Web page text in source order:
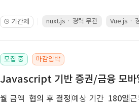
🕒 기간제 nuxt.js · 경력 무관 Vue.js ·
모집 중 마감임박
Javascript 기반 증권/금융 모바
월 금액 협의 후 결정 예상 기간 180일